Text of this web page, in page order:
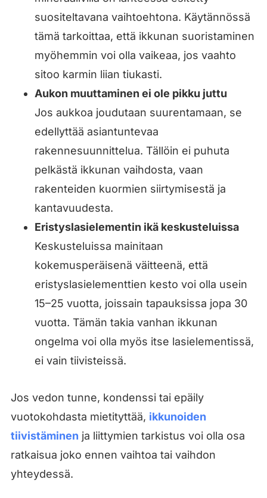
suositeltavana vaihtoehtona. Käytännössä
tämä tarkoittaa, että ikkunan suoristaminen
myöhemmin voi olla vaikeaa, jos vaahto
sitoo karmin liian tiukasti.
Aukon muuttaminen ei ole pikku juttu
Jos aukkoa joudutaan suurentamaan, se
edellyttää asiantuntevaa
rakennesuunnittelua. Tällöin ei puhuta
pelkästä ikkunan vaihdosta, vaan
rakenteiden kuormien siirtymisestä ja
kantavuudesta.
Eristyslasielementin ikä keskusteluissa
Keskusteluissa mainitaan
kokemusperäisenä väitteenä, että
eristyslasielementtien kesto voi olla usein
15–25 vuotta, joissain tapauksissa jopa 30
vuotta. Tämän takia vanhan ikkunan
ongelma voi olla myös itse lasielementissä,
ei vain tiivisteissä.
Jos vedon tunne, kondenssi tai epäily
vuotokohdasta mietityttää, ikkunoiden
tiivistäminen ja liittymien tarkistus voi olla osa
ratkaisua joko ennen vaihtoa tai vaihdon
yhteydessä.